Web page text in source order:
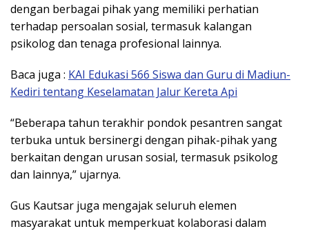
dengan berbagai pihak yang memiliki perhatian
terhadap persoalan sosial, termasuk kalangan
psikolog dan tenaga profesional lainnya.
Baca juga : KAI Edukasi 566 Siswa dan Guru di Madiun-
Kediri tentang Keselamatan Jalur Kereta Api
“Beberapa tahun terakhir pondok pesantren sangat
terbuka untuk bersinergi dengan pihak-pihak yang
berkaitan dengan urusan sosial, termasuk psikolog
dan lainnya,” ujarnya.
Gus Kautsar juga mengajak seluruh elemen
masyarakat untuk memperkuat kolaborasi dalam